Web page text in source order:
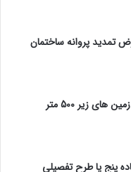
تمدید پروانه ساختمان
پنج یا طرح تفصیلی